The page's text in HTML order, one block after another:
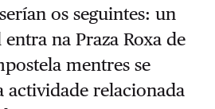
os seguintes: un
na Praza Roxa de
mentres se
actividade relacionada